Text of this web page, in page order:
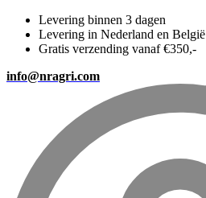
Levering binnen 3 dagen
Levering in Nederland en België
Gratis verzending vanaf €350,-
info@nragri.com